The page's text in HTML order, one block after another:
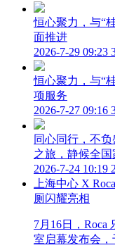
恒心聚力，与“
面推进
2026-7-29 09:23
恒心聚力，与“
项服务
2026-7-27 09:16
同心同行，不
之旅，静候全
2026-7-24 10:19
上海中心 X
厕闪耀亮相
7月16日，Roca
室启幕发布会，